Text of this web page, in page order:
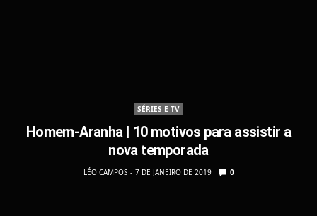
SÉRIES E TV
Homem-Aranha | 10 motivos para assistir a
nova temporada
LÉO CAMPOS 7 DE JANEIRO DE 2019 0